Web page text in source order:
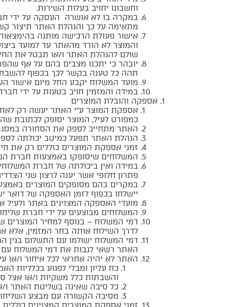
וחשבונו יחויב בעלות השירות.
במקרה בו לא אושרה העסקה על ידי
מתאימה על כך והנהלת האתר תיצור
אישור פעולת הרכישה מותנה
והמוצר לא הורד מהאתר עד למועד
שולם להנהלת האתר ו/או תבטל את
יובהר כי יתכנו מצבים בהם על אף
תהה כל טענה בקשר לכך בכפוף
מועד המשלוח יקבע החל מיום אישור
במידה והמזמין חויב בטעות על ידי
אספקה והובלת המוצרים
אספקת המוצר ע”י האתר יעשה רק
כמפורט לעיל, המוצר יסופק לכתובת
האתר מתחייב לספק את הסחורה
הנהלת האתר תפעל כמיטב יכולתה לספק את המוצרים
זמני אספקת המוצרים כוללים רק את
המשלוחים שיסופקו באמצעות חברת
במידה ואין ביכולתה של חברת
פתרון חלופי אשר יענה לרצון שני
במקרים בהם מסופקים המוצרים
יישלחו בכפוף לזמן האספקה של דואר
מועדי האספקה המצוינים באתר ולעיל
המשלוחים מבוצעים על ידי חברת
דמי המשלוח – בנוסף למחיר המוצרים
לדרך השילוח אותה בחר המזמין, אלא
דמי המשלוח ישולמו עם התשלום בגין
האתר רשאי לגבות את דמי המשלוח עם
האתר לא יהיה אחראי לכל איחור ו/
כח עליון ומבלי לפגוע בכלליות
והשבתות כלל משקיות ו/או אצל
כל סיבה שאינה בשליטת האתר ו/
מסיבה הקשורה עם מבצע